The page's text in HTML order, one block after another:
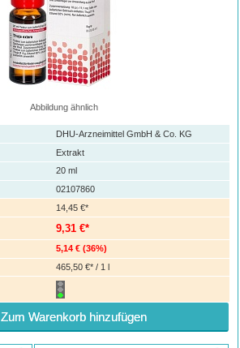
Abbildung ähnlich
DHU-Arzneimittel GmbH & Co. KG
Extrakt
20 ml
02107860
14,45 €*
9,31 €*
5,14 € (36%)
465,50 €* / 1 l
Zum Warenkorb hinzufügen